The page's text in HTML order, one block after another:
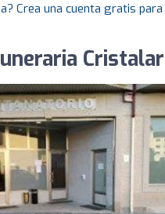
Crea una cuenta gratis
Cristalar